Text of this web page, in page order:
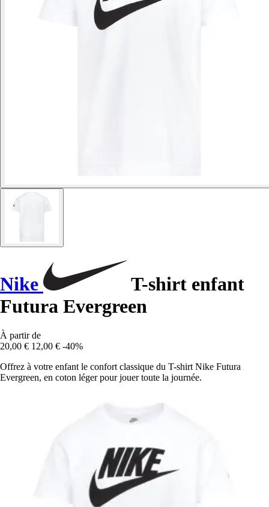
Nike
T-shirt enfant
Futura Evergreen
À partir de
20,00 € 12,00 € -40%
Offrez à votre enfant le confort classique du T-shirt Nike Futura
Evergreen, en coton léger pour jouer toute la journée.